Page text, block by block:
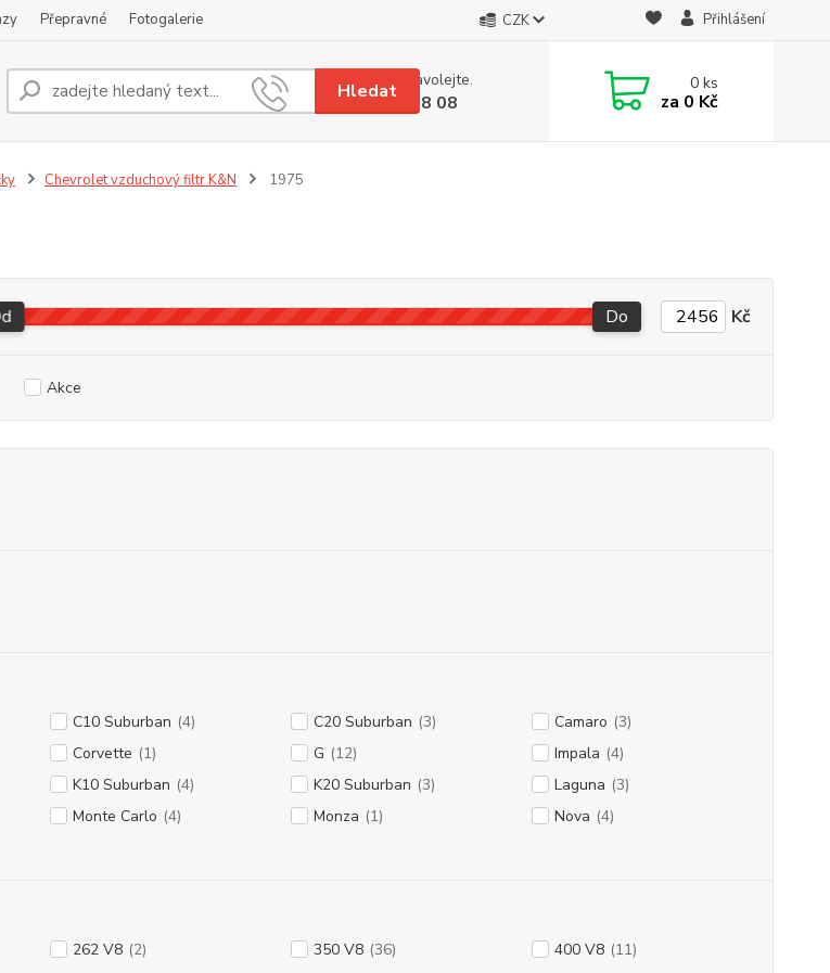
Přepravné Fotogalerie CZK Přihlášení
Hledat
Nevíte si rady? Zavolejte.
+420 608 08 18 08
0ks
za 0 Kč
Chevrolet vzduchový filtr K&N 1975
Do Kč
Akce
C10 Suburban (4) C20 Suburban (3) Camaro (3)
Corvette (1) G (12) Impala (4)
K10 Suburban (4) K20 Suburban (3) Laguna (3)
Monte Carlo (4) Monza (1) Nova (4)
262 V8 (2) 350 V8 (36) 400 V8 (11)